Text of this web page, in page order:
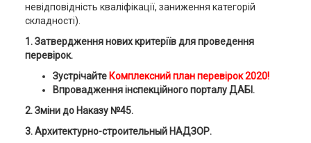
невідповідність кваліфікації, заниження категорій
складності).
1. Затвердження нових критеріїв для проведення
перевірок.
Зустрічайте Комплексний план перевірок 2020!
Впровадження інспекційного порталу ДАБІ.
2. Зміни до Наказу №45.
3. Архитектурно-строительный НАДЗОР.